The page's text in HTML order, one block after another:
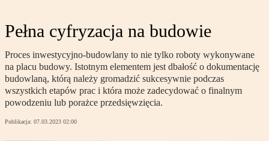
Pełna cyfryzacja na budowie
Proces inwestycyjno-budowlany to nie tylko roboty wykonywane
na placu budowy. Istotnym elementem jest dbałość o dokumentację
budowlaną, którą należy gromadzić sukcesywnie podczas
wszystkich etapów prac i która może zadecydować o finalnym
powodzeniu lub porażce przedsięwzięcia.
Publikacja: 07.03.2023 02:00